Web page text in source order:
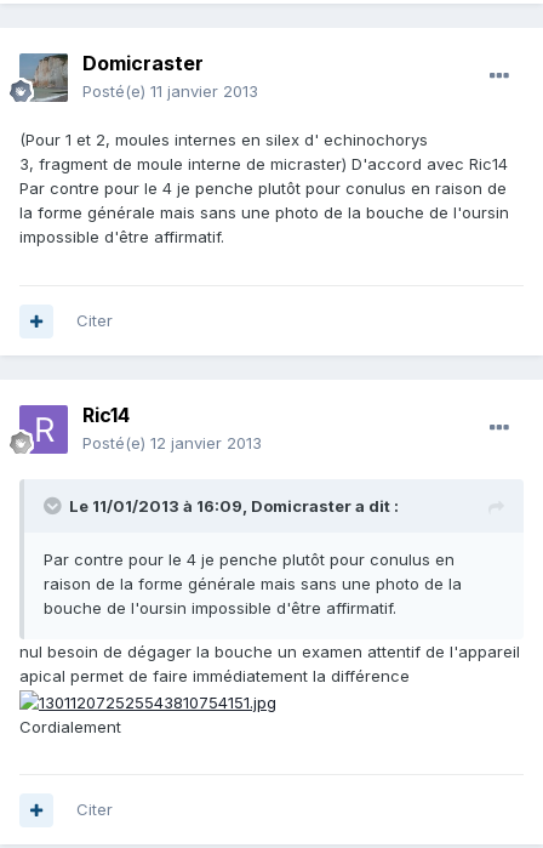
Domicraster
Posté(e) 11 janvier 2013
(Pour 1 et 2, moules internes en silex d' echinochorys
3, fragment de moule interne de micraster) D'accord avec Ric14
Par contre pour le 4 je penche plutôt pour conulus en raison de
la forme générale mais sans une photo de la bouche de l'oursin
impossible d'être affirmatif.
Citer
Ric14
Posté(e) 12 janvier 2013
Le 11/01/2013 à 16:09, Domicraster a dit :
Par contre pour le 4 je penche plutôt pour conulus en
raison de la forme générale mais sans une photo de la
bouche de l'oursin impossible d'être affirmatif.
nul besoin de dégager la bouche un examen attentif de l'appareil
apical permet de faire immédiatement la différence
Cordialement
Citer